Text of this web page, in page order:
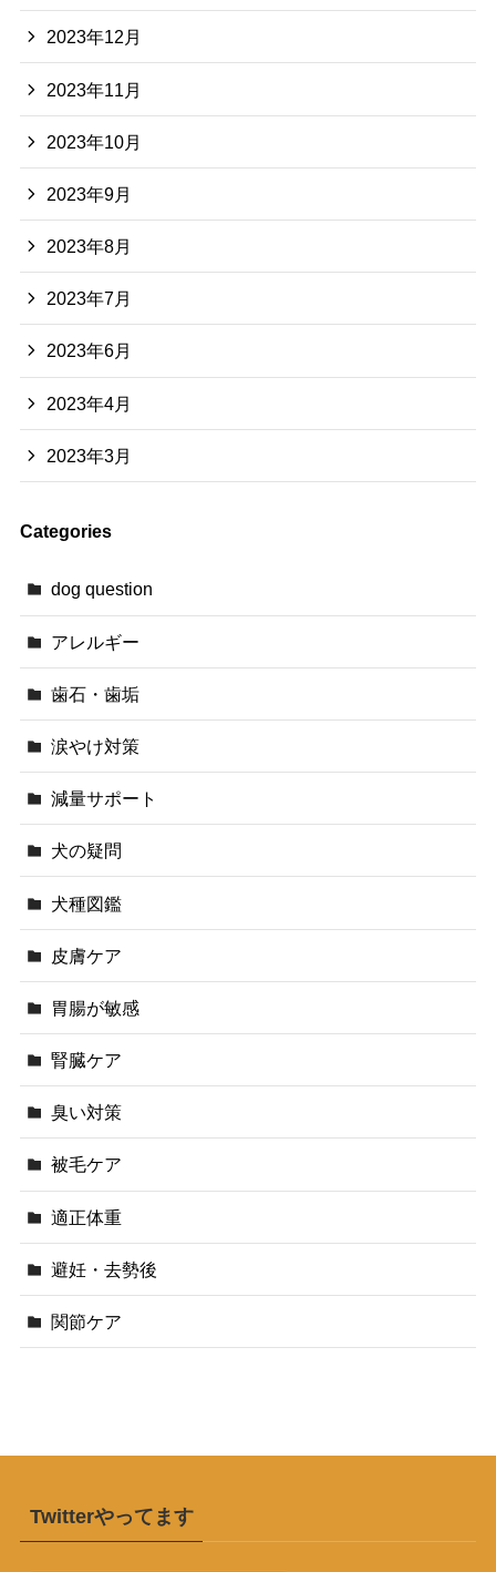
2023年12月
2023年11月
2023年10月
2023年9月
2023年8月
2023年7月
2023年6月
2023年4月
2023年3月
Categories
dog question
アレルギー
歯石・歯垢
涙やけ対策
減量サポート
犬の疑問
犬種図鑑
皮膚ケア
胃腸が敏感
腎臓ケア
臭い対策
被毛ケア
適正体重
避妊・去勢後
関節ケア
Twitterやってます